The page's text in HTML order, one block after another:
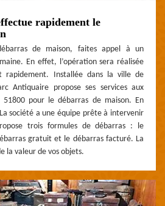
rapidement le
de maison, faites appel à un
En effet, l’opération sera réalisée
rapidement. Installée dans la ville de
Antiquaire propose ses services aux
pour le débarras de maison. En
société a une équipe prête à intervenir
trois formules de débarras : le
gratuit et le débarras facturé. La
la valeur de vos objets.